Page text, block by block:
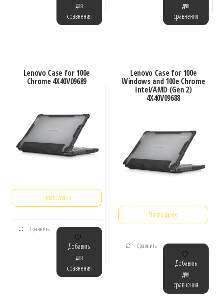
для
сравнения
для
сравнения
Lenovo Case for 100e
Chrome 4X40V09689
Читать далее
Сравнить
Добавить
для
сравнения
Lenovo Case for 100e
Windows and 100e Chrome
Intel/AMD (Gen 2)
4X40V09688
Читать далее
Сравнить
Добавить
для
сравнения